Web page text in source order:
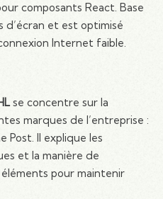
composants React. Base
d’écran et est optimisé
Internet faible.
se concentre sur la
marques de l’entreprise :
Post. Il explique les
et la manière de
pour maintenir